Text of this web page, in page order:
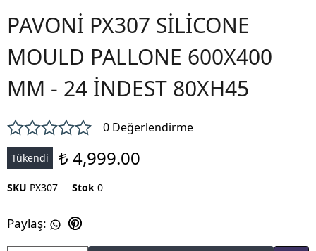
PAVONİ PX307 SİLİCONE
MOULD PALLONE 600X400
MM - 24 İNDEST 80XH45
0 Değerlendirme
Tükendi ₺ 4,999.00
SKU PX307 Stok 0
Paylaş: